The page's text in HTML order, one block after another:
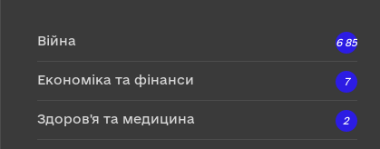
Війна 6 857
Економіка та фінанси 7
Здоров'я та медицина 2